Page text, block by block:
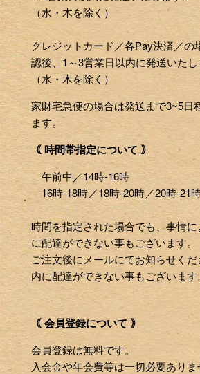
（水・木を除く）
クレジットカード／各Pay決済／の
認後、1～3営業日以内に発送いたし
（水・木を除く）
家財宅急便の場合は発送まで3~5日
ます。
｟ 時間帯指定について ｠
午前中／14時-16時
16時-18時／18時-20時／20時-21
時間を指定された場合でも、事情
に配達ができない事もございます。
ご注文後にメールにてお知らせく
内に配達ができない事もございます。
｟ 会員登録について ｠
会員登録は無料です。
入会金や年会費等は一切必要ありま